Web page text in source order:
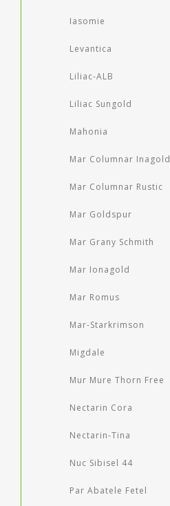
Iasomie
Levantica
Liliac-ALB
Liliac Sungold
Mahonia
Mar Columnar Inagold
Mar Columnar Rustic
Mar Goldspur
Mar Grany Schmith
Mar Ionagold
Mar Romus
Mar-Starkrimson
Migdale
Mur Mure Thorn Free
Nectarin Cora
Nectarin-Tina
Nuc Sibisel 44
Par Abatele Fetel